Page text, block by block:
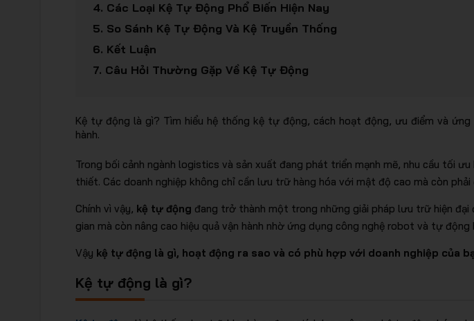
4. Các Loại Kệ Tự Động Phổ Biến Hiện Nay
5. So Sánh Kệ Tự Động Và Kệ Truyền Thống
6. Kết Luận
7. Câu Hỏi Thường Gặp Về Kệ Tự Động
Kệ tự động là gì? Tìm hiểu hệ thống kệ tự động, cách hoạt động, ưu điểm và
hành.
Trong bối cảnh ngành logistics và sản xuất đang phát triển mạnh mẽ, nhu cầu tối
thiết. Các doanh nghiệp không chỉ cần lưu trữ hàng hóa với mật độ cao mà còn
Chính vì vậy, kệ tự động đang trở thành một trong những giải pháp lưu trữ hiện đại
gian mà còn nâng cao hiệu quả vận hành nhờ ứng dụng công nghệ robot và tự động
Vậy kệ tự động là gì, hoạt động ra sao và có phù hợp với doanh nghiệp của
Kệ tự động là gì?